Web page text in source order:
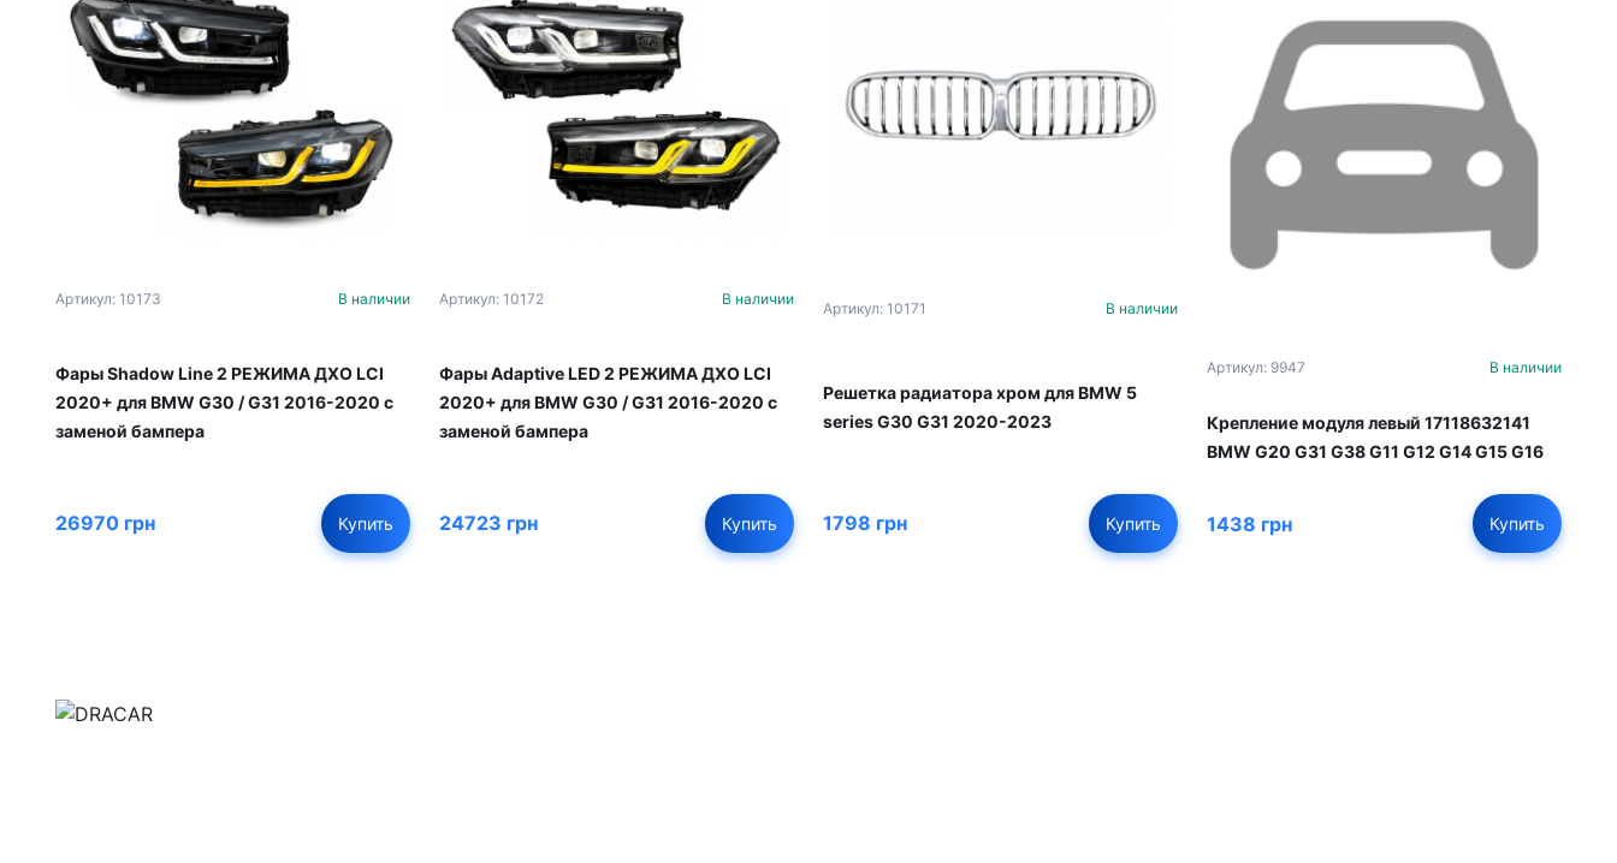
Артикул: 10173 В наличии
Фары Shadow Line 2 РЕЖИМА ДХО LCI
2020+ для BMW G30 / G31 2016-2020 с
заменой бампера
26970 грн Купить
Артикул: 10172 В наличии
Фары Adaptive LED 2 РЕЖИМА ДХО LCI
2020+ для BMW G30 / G31 2016-2020 с
заменой бампера
24723 грн Купить
Артикул: 10171 В наличии
Решетка радиатора хром для BMW 5
series G30 G31 2020-2023
1798 грн Купить
Артикул: 9947 В наличии
Крепление модуля левый 17118632141
BMW G20 G31 G38 G11 G12 G14 G15 G16
1438 грн Купить